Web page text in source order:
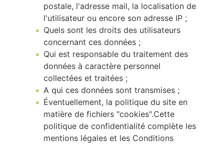
postale, l'adresse mail, la localisation de
l'utilisateur ou encore son adresse IP ;
Quels sont les droits des utilisateurs
concernant ces données ;
Qui est responsable du traitement des
données à caractère personnel
collectées et traitées ;
A qui ces données sont transmises ;
Éventuellement, la politique du site en
matière de fichiers "cookies".Cette
politique de confidentialité complète les
mentions légales et les Conditions